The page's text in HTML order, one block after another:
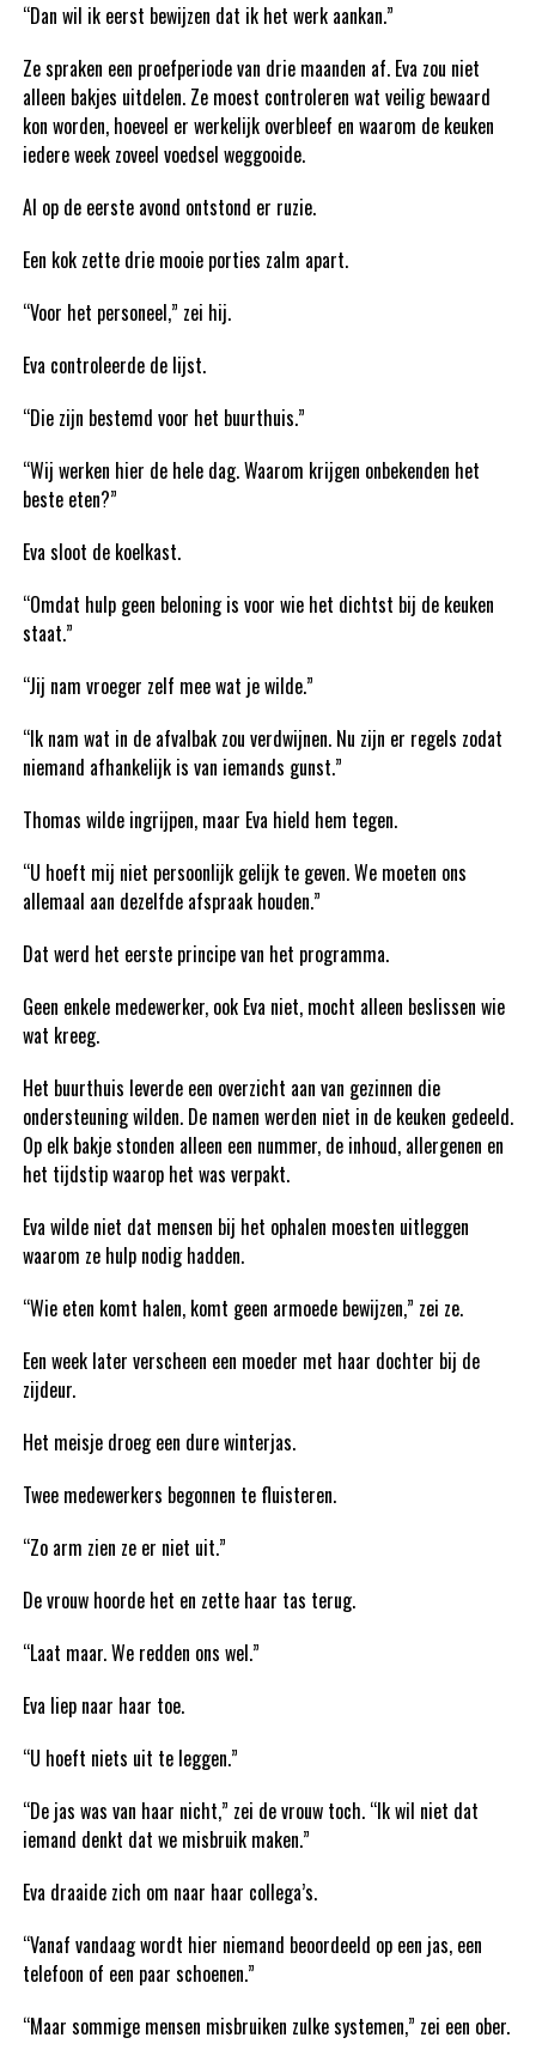
“Dan wil ik eerst bewijzen dat ik het werk aankan.”
Ze spraken een proefperiode van drie maanden af. Eva zou niet
alleen bakjes uitdelen. Ze moest controleren wat veilig bewaard
kon worden, hoeveel er werkelijk overbleef en waarom de keuken
iedere week zoveel voedsel weggooide.
Al op de eerste avond ontstond er ruzie.
Een kok zette drie mooie porties zalm apart.
“Voor het personeel,” zei hij.
Eva controleerde de lijst.
“Die zijn bestemd voor het buurthuis.”
“Wij werken hier de hele dag. Waarom krijgen onbekenden het
beste eten?”
Eva sloot de koelkast.
“Omdat hulp geen beloning is voor wie het dichtst bij de keuken
staat.”
“Jij nam vroeger zelf mee wat je wilde.”
“Ik nam wat in de afvalbak zou verdwijnen. Nu zijn er regels zodat
niemand afhankelijk is van iemands gunst.”
Thomas wilde ingrijpen, maar Eva hield hem tegen.
“U hoeft mij niet persoonlijk gelijk te geven. We moeten ons
allemaal aan dezelfde afspraak houden.”
Dat werd het eerste principe van het programma.
Geen enkele medewerker, ook Eva niet, mocht alleen beslissen wie
wat kreeg.
Het buurthuis leverde een overzicht aan van gezinnen die
ondersteuning wilden. De namen werden niet in de keuken gedeeld.
Op elk bakje stonden alleen een nummer, de inhoud, allergenen en
het tijdstip waarop het was verpakt.
Eva wilde niet dat mensen bij het ophalen moesten uitleggen
waarom ze hulp nodig hadden.
“Wie eten komt halen, komt geen armoede bewijzen,” zei ze.
Een week later verscheen een moeder met haar dochter bij de
zijdeur.
Het meisje droeg een dure winterjas.
Twee medewerkers begonnen te fluisteren.
“Zo arm zien ze er niet uit.”
De vrouw hoorde het en zette haar tas terug.
“Laat maar. We redden ons wel.”
Eva liep naar haar toe.
“U hoeft niets uit te leggen.”
“De jas was van haar nicht,” zei de vrouw toch. “Ik wil niet dat
iemand denkt dat we misbruik maken.”
Eva draaide zich om naar haar collega’s.
“Vanaf vandaag wordt hier niemand beoordeeld op een jas, een
telefoon of een paar schoenen.”
“Maar sommige mensen misbruiken zulke systemen,” zei een ober.